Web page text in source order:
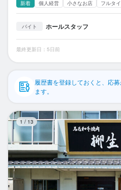
掲載をご検討の店舗様へ
食べログ求人PRESS
企業情報
新着 個人経営 小さなお店 フルタ
バイト ホールスタッフ
最終更新日：5日前
履歴書を登録しておくと、応
ます。
1 / 13